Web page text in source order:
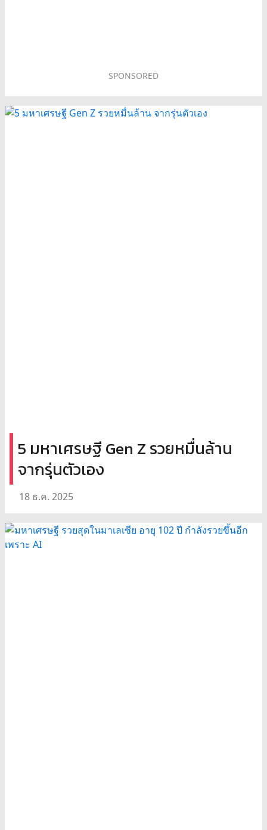
SPONSORED
5 มหาเศรษฐี Gen Z รวยหมื่นล้าน
จากรุ่นตัวเอง
18 ธ.ค. 2025